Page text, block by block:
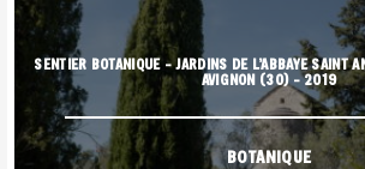
SENTIER BOTANIQUE – JARDINS DE L’ABBAYE SAINT
AVIGNON (30) – 2019
BOTANIQUE